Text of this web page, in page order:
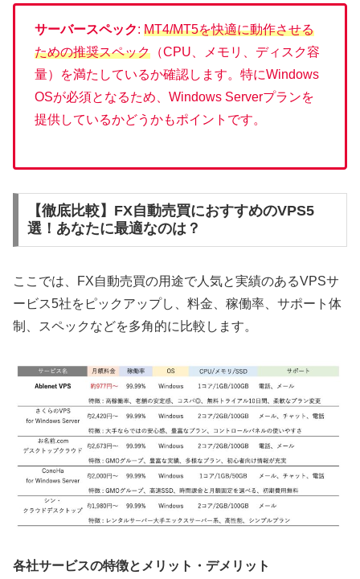
サーバースペック: MT4/MT5を快適に動作させる
ための推奨スペック （CPU、メモリ、ディスク容
量）を満たしているか確認します。特にWindows
OSが必須となるため、Windows Serverプランを
提供しているかどうかもポイントです。
【徹底比較】FX自動売買におすすめのVPS5
選！あなたに最適なのは？
ここでは、FX自動売買の用途で人気と実績のあるVPSサ
ービス5社をピックアップし、料金、稼働率、サポート体
制、スペックなどを多角的に比較します。
各社サービスの特徴とメリット・デメリット